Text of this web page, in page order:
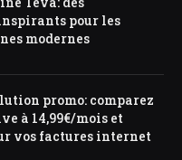
pour les
modernes
promo: comparez
à 14,99€/mois et
vos factures internet